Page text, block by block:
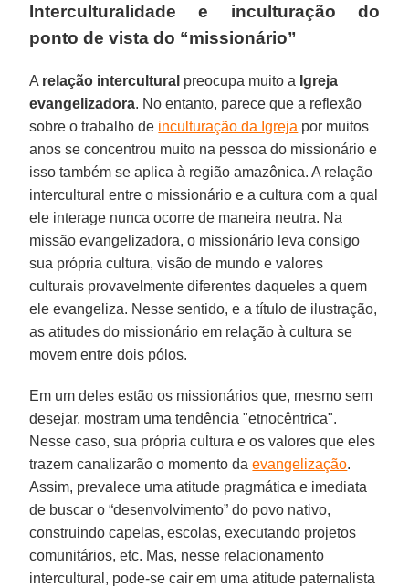
Interculturalidade e inculturação do
ponto de vista do “missionário”
A relação intercultural preocupa muito a Igreja
evangelizadora. No entanto, parece que a reflexão
sobre o trabalho de inculturação da Igreja por muitos
anos se concentrou muito na pessoa do missionário e
isso também se aplica à região amazônica. A relação
intercultural entre o missionário e a cultura com a qual
ele interage nunca ocorre de maneira neutra. Na
missão evangelizadora, o missionário leva consigo
sua própria cultura, visão de mundo e valores
culturais provavelmente diferentes daqueles a quem
ele evangeliza. Nesse sentido, e a título de ilustração,
as atitudes do missionário em relação à cultura se
movem entre dois pólos.
Em um deles estão os missionários que, mesmo sem
desejar, mostram uma tendência "etnocêntrica".
Nesse caso, sua própria cultura e os valores que eles
trazem canalizarão o momento daevangelização.
Assim, prevalece uma atitude pragmática e imediata
de buscar o “desenvolvimento” do povo nativo,
construindo capelas, escolas, executando projetos
comunitários, etc. Mas, nesse relacionamento
intercultural, pode-se cair em uma atitude paternalista